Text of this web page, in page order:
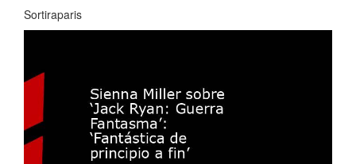
Sortiraparis